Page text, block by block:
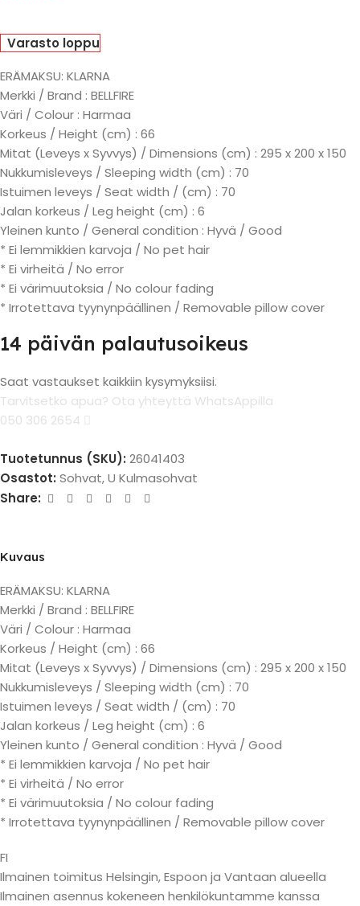
Varasto loppu
ERÄMAKSU: KLARNA
Merkki / Brand : BELLFIRE
Väri / Colour : Harmaa
Korkeus / Height (cm) : 66
Mitat (Leveys x Syvvys) / Dimensions (cm) : 295 x 200 x 150
Nukkumisleveys / Sleeping width (cm) : 70
Istuimen leveys / Seat width / (cm) : 70
Jalan korkeus / Leg height (cm) : 6
Yleinen kunto / General condition : Hyvä / Good
* Ei lemmikkien karvoja / No pet hair
* Ei virheitä / No error
* Ei värimuutoksia / No colour fading
* Irrotettava tyynynpäällinen / Removable pillow cover
14 päivän palautusoikeus
Saat vastaukset kaikkiin kysymyksiisi.
Tarvitsetko apua? Ota yhteyttä WhatsAppilla
050 306 2654
Tuotetunnus (SKU): 26041403
Osastot: Sohvat,U Kulmasohvat
Share:
Kuvaus
ERÄMAKSU: KLARNA
Merkki / Brand : BELLFIRE
Väri / Colour : Harmaa
Korkeus / Height (cm) : 66
Mitat (Leveys x Syvvys) / Dimensions (cm) : 295 x 200 x 150
Nukkumisleveys / Sleeping width (cm) : 70
Istuimen leveys / Seat width / (cm) : 70
Jalan korkeus / Leg height (cm) : 6
Yleinen kunto / General condition : Hyvä / Good
* Ei lemmikkien karvoja / No pet hair
* Ei virheitä / No error
* Ei värimuutoksia / No colour fading
* Irrotettava tyynynpäällinen / Removable pillow cover
FI
Ilmainen toimitus Helsingin, Espoon ja Vantaan alueella
Ilmainen asennus kokeneen henkilökuntamme kanssa